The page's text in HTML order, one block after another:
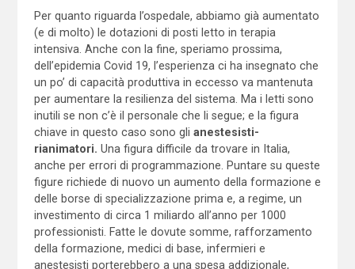
Per quanto riguarda l’ospedale, abbiamo già aumentato
(e di molto) le dotazioni di posti letto in terapia
intensiva. Anche con la fine, speriamo prossima,
dell’epidemia Covid 19, l’esperienza ci ha insegnato che
un po’ di capacità produttiva in eccesso va mantenuta
per aumentare la resilienza del sistema. Ma i letti sono
inutili se non c’è il personale che li segue; e la figura
chiave in questo caso sono gli anestesisti-
rianimatori. Una figura difficile da trovare in Italia,
anche per errori di programmazione. Puntare su queste
figure richiede di nuovo un aumento della formazione e
delle borse di specializzazione prima e, a regime, un
investimento di circa 1 miliardo all’anno per 1000
professionisti. Fatte le dovute somme, rafforzamento
della formazione, medici di base, infermieri e
anestesisti porterebbero a una spesa addizionale,